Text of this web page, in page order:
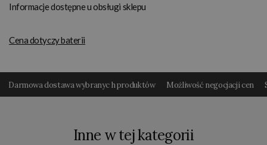
Informacje dostępne u obsługi sklepu
Cena dotyczy baterii
Darmowa dostawa wybranyc h produktów Możliwość negocjacji cen
Inne w tej kategorii